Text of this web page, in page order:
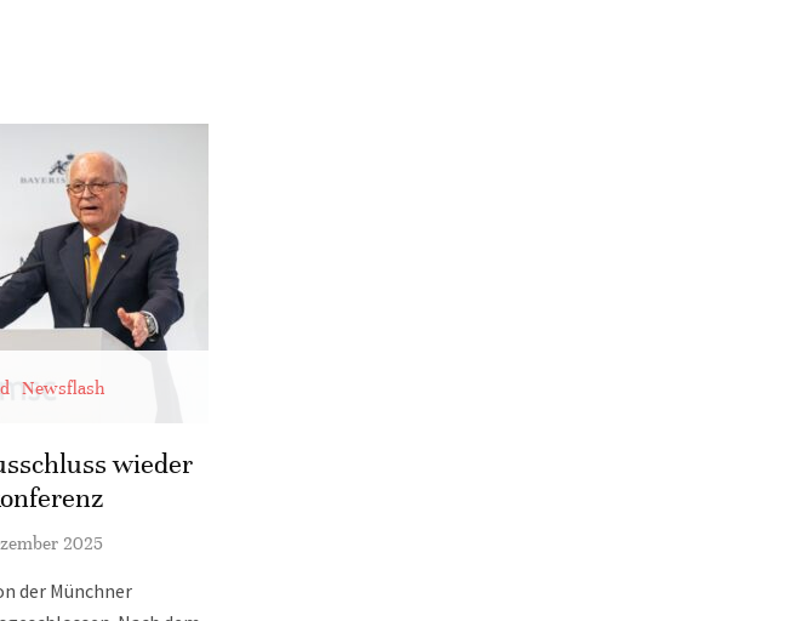
Newsflash
wieder
2025
der Münchner